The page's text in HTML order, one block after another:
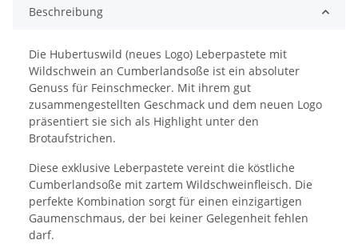
Beschreibung
Die Hubertuswild (neues Logo) Leberpastete mit
Wildschwein an Cumberlandsoße ist ein absoluter
Genuss für Feinschmecker. Mit ihrem gut
zusammengestellten Geschmack und dem neuen Logo
präsentiert sie sich als Highlight unter den
Brotaufstrichen.
Diese exklusive Leberpastete vereint die köstliche
Cumberlandsoße mit zartem Wildschweinfleisch. Die
perfekte Kombination sorgt für einen einzigartigen
Gaumenschmaus, der bei keiner Gelegenheit fehlen
darf.